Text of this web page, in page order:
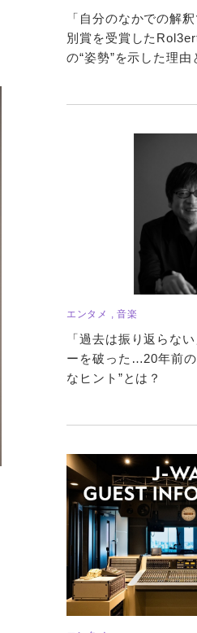
「自分のなかでの解
別賞を受賞した
の“姿勢”を示した理由
エンタメ , 音楽
「過去は振り返らな
ーを破った…20年前
なヒント”とは？